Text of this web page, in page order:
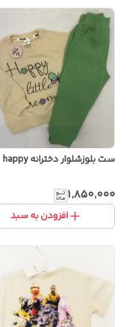
ست بلوزشلوار دخترانه happy
۱٬۸۵۰٬۰۰۰
افزودن به سبد